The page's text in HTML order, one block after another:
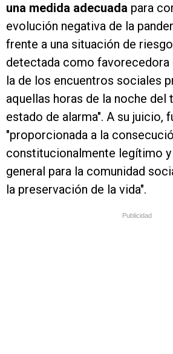
una medida adecuada para
evolución negativa de la
frente a una situación de
detectada como favorecedora
la de los encuentros sociales
aquellas horas de la noche
estado de alarma". A su juicio,
"proporcionada a la
constitucionalmente legítimo
general para la comunidad
la preservación de la vida".
Publicidad